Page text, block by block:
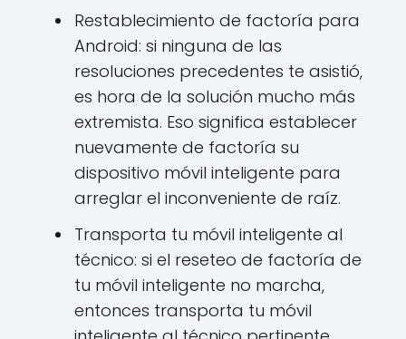
Restablecimiento de factoría para
Android: si ninguna de las
resoluciones precedentes te asistió,
es hora de la solución mucho más
extremista. Eso significa establecer
nuevamente de factoría su
dispositivo móvil inteligente para
arreglar el inconveniente de raíz.
Transporta tu móvil inteligente al
técnico: si el reseteo de factoría de
tu móvil inteligente no marcha,
entonces transporta tu móvil